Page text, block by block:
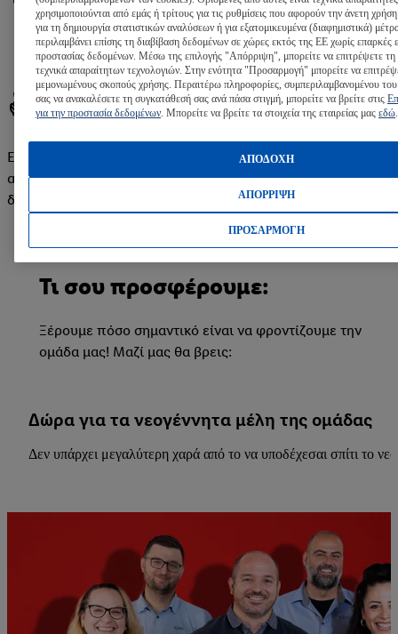
καταστήματά μας.
✌Έλα στο #teamlidl!
Είσαι το επόμενο κεφάλαιο του success story μας; Κάνε την
αίτησή σου τώρα και γίνε μέρος του #teamlidl, της πιο
δυναμικής ομάδας στο #retail.
Τι σου προσφέρουμε:
Ξέρουμε πόσο σημαντικό είναι να φροντίζουμε την
ομάδα μας! Μαζί μας θα βρεις:
Δώρα για τα νεογέννητα μέλη της ομάδας
Δεν υπάρχει μεγαλύτερη χαρά από το να υποδέχεσαι σπίτι το
χρησιμοποιούνται από εμάς ή τρίτους για τις ρυθμίσεις που αφορούν την άνετη
για τη δημιουργία στατιστικών αναλύσεων ή για εξατομικευμένα (διαφημιστικά)
περιλαμβάνει επίσης τη διαβίβαση δεδομένων σε χώρες εκτός της ΕΕ χωρίς επαρκές
προστασίας δεδομένων. Μέσω της επιλογής "Απόρριψη", μπορείτε να επιτρέψετε
τεχνικά απαραίτητων τεχνολογιών. Στην ενότητα "Προσαρμογή" μπορείτε να
μεμονωμένους σκοπούς χρήσης. Περαιτέρω πληροφορίες, συμπεριλαμβανομένου
σας να ανακαλέσετε τη συγκατάθεσή σας ανά πάσα στιγμή, μπορείτε να βρείτε στις
για την προστασία δεδομένων. Μπορείτε να βρείτε τα στοιχεία της εταιρείας μας εδώ.
ΑΠΟΡΡΙΨΗ
ΑΠΟΔΟΧΗ
ΠΡΟΣΑΡΜΟΓΗ